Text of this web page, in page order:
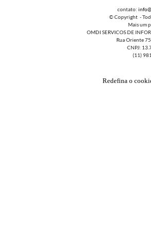
contato:
© Copyright - Todos
Mais um
OMDI SERVICOS DE
Rua Oriente 757
CNPJ:
(11)
Redefina o